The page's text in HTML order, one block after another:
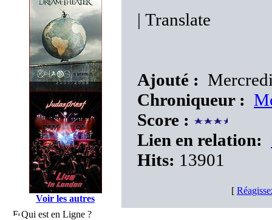
Voir les autres
Qui est en Ligne ?
| Translate
Ajouté :
Chroniqueur :
Score :
Lien en relation:
Hits: 13901
[